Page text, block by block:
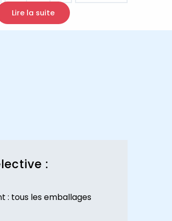
Lire la suite
:
: tous les emballages